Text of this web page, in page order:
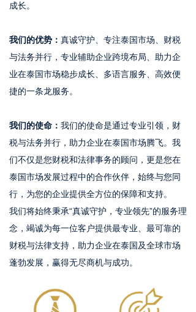
成长。
我们的优势： 真诚守护、专注泰国市场、财税
与法务并行，专业辅助企业跨境布局、助力企
业在泰国市场稳步成长、多语言服务、高效便
捷的一条龙服务。
我们的使命： 我们的使命是通过专业引领，财
税与法务并行，助力企业在泰国市场腾飞。我
们不仅是您财税和法律事务的顾问，更是您在
泰国市场发展过程中的合作伙伴，始终与您同
行，为您的企业提供全方位的保障和支持。
我们将始终秉承“真诚守护，专业领先”的服务理
念，竭诚为每一位客户提供最专业、最可靠的
财税与法律支持，助力企业在泰国及全球市场
蓬勃发展，赢得无尽商机与成功。